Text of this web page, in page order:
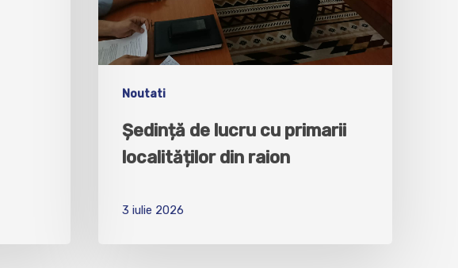
Noutati
Ședință de lucru cu primarii
localităților din raion
3 iulie 2026